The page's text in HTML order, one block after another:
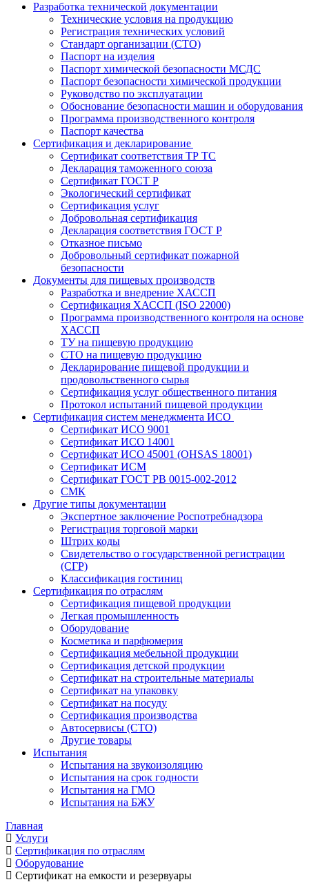
Разработка технической документации
Технические условия на продукцию
Регистрация технических условий
Стандарт организации (СТО)
Паспорт на изделия
Паспорт химической безопасности МСДС
Паспорт безопасности химической продукции
Руководство по эксплуатации
Обоснование безопасности машин и оборудования
Программа производственного контроля
Паспорт качества
Сертификация и декларирование
Сертификат соответствия ТР ТС
Декларация таможенного союза
Сертификат ГОСТ Р
Экологический сертификат
Сертификация услуг
Добровольная сертификация
Декларация соответствия ГОСТ Р
Отказное письмо
Добровольный сертификат пожарной
безопасности
Документы для пищевых производств
Разработка и внедрение ХАССП
Сертификация ХАССП (ISO 22000)
Программа производственного контроля на основе
ХАССП
ТУ на пищевую продукцию
СТО на пищевую продукцию
Декларирование пищевой продукции и
продовольственного сырья
Сертификация услуг общественного питания
Протокол испытаний пищевой продукции
Сертификация систем менеджмента ИСО
Сертификат ИСО 9001
Сертификат ИСО 14001
Сертификат ИСО 45001 (OHSAS 18001)
Сертификат ИСМ
Сертификат ГОСТ РВ 0015-002-2012
СМК
Другие типы документации
Экспертное заключение Роспотребнадзора
Регистрация торговой марки
Штрих коды
Свидетельство о государственной регистрации
(СГР)
Классификация гостиниц
Сертификация по отраслям
Сертификация пищевой продукции
Легкая промышленность
Оборудование
Косметика и парфюмерия
Сертификация мебельной продукции
Сертификация детской продукции
Сертификат на строительные материалы
Сертификат на упаковку
Сертификат на посуду
Сертификация производства
Автосервисы (СТО)
Другие товары
Испытания
Испытания на звукоизоляцию
Испытания на срок годности
Испытания на ГМО
Испытания на БЖУ
Главная
Услуги
Сертификация по отраслям
Оборудование
Сертификат на емкости и резервуары